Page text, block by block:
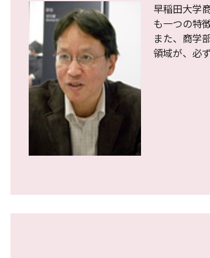
早稲田大学
も一つの特
また、商学
領域が、必